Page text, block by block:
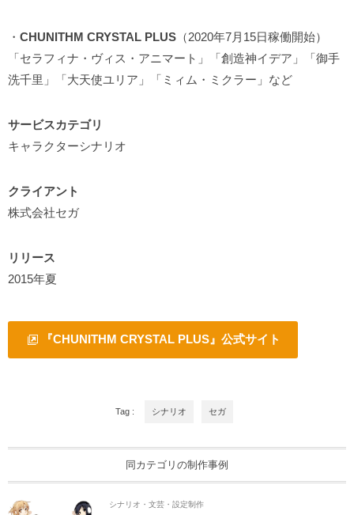
・ CHUNITHM CRYSTAL PLUS （2020年7月15日稼働開始）
「セラフィナ・ヴィス・アニマート」「創造神イデア」「御手
洗千里」「大天使ユリア」「ミィム・ミクラー」など
サービスカテゴリ
キャラクターシナリオ
クライアント
株式会社セガ
リリース
2015年夏
『CHUNITHM CRYSTAL PLUS』公式サイト
Tag : シナリオ セガ
同カテゴリの制作事例
シナリオ・文芸・設定制作